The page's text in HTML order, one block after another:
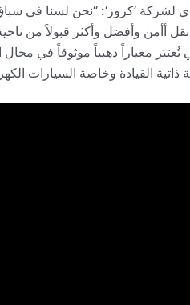
لشركة ’كروز‘: “نحن لسنا في
أأمن وأفضل وأكثر قبولاً من
معياراً ذهبياً موثوقاً في
القيادة وخاصة السيارات